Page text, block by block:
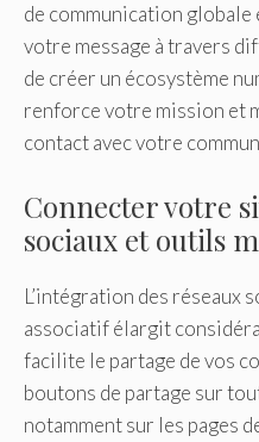
de communication
votre message à travers
de créer un écosystème
renforce votre mission et
contact avec votre
Connecter votre
sociaux et outils
L’intégration des réseaux
associatif élargit
facilite le partage de vos
boutons de partage sur
notamment sur les pages